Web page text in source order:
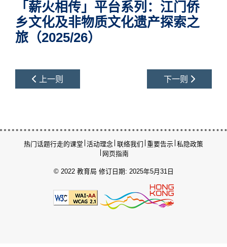
「薪火相传」平台系列：江门侨
乡文化及非物质文化遗产探索之
旅（2025/26）
上一则 下一则
热门话题行走的课堂 活动理念 联络我们 重要告示 私隐政策
网页指南
© 2022 教育局 修订日期: 2025年5月31日